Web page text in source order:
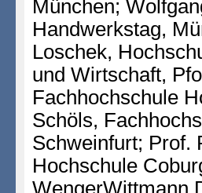
München;
Handwerkstag,
Loschek,
und Wirtschaft,
Fachhochschule
Schöls,
Schweinfurt; Prof.
Hochschule
WengerWittmann